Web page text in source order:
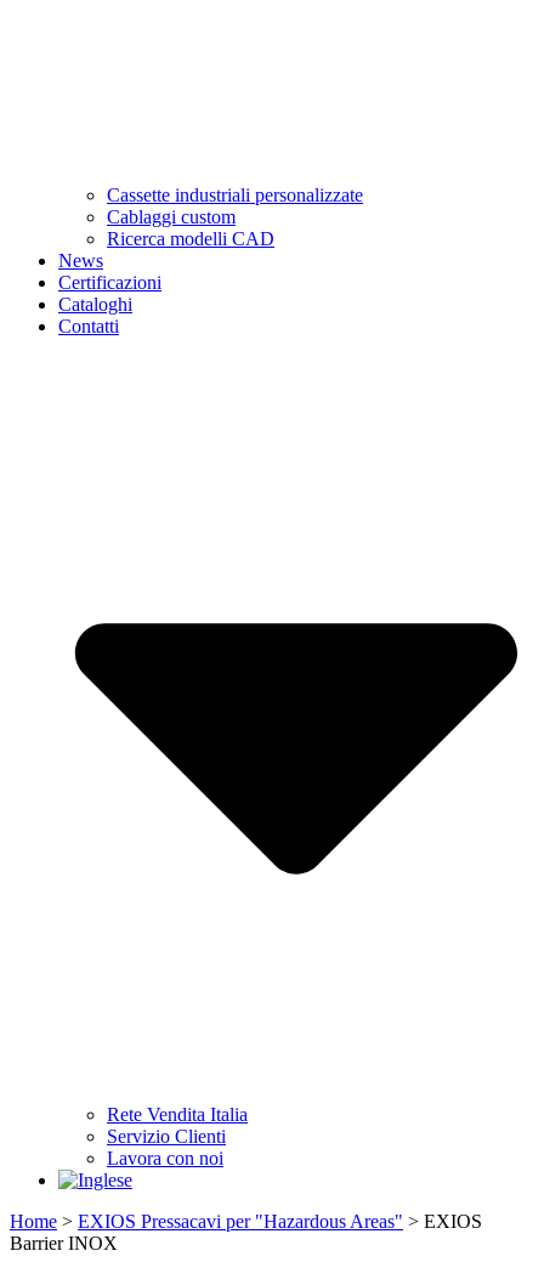
Cassette industriali personalizzate
Cablaggi custom
Ricerca modelli CAD
News
Certificazioni
Cataloghi
Contatti
Rete Vendita Italia
Servizio Clienti
Lavora con noi
Home > EXIOS Pressacavi per "Hazardous Areas" > EXIOS
Barrier INOX